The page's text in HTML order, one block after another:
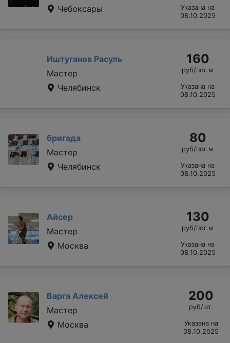
Чебоксары
Указана на
08.10.2025
Иштуганов Расуль
Мастер
Челябинск
160
руб/пог.м
Указана на
08.10.2025
бригада
Мастер
Челябинск
80
руб/пог.м
Указана на
08.10.2025
Айсер
Мастер
Москва
130
руб/пог.м
Указана на
08.10.2025
Варга Алексей
Мастер
Москва
200
руб/шт.
Указана на
08.10.2025